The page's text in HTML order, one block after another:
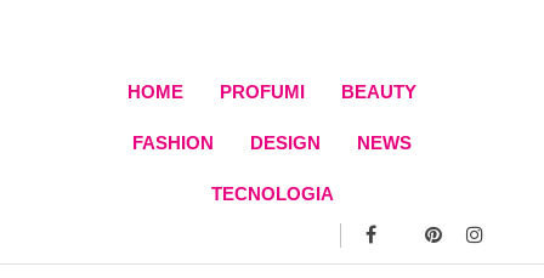
HOME PROFUMI BEAUTY
FASHION DESIGN NEWS
TECNOLOGIA